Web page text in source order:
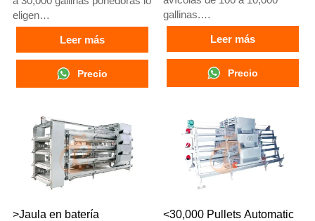
eligen
2. Gallinas adultas comienzan
a poner huevos a las 16
semanas
3. Su vida útil supera los 25
años
24 horas. Números de
WhatsApp: +8618830120193,
+234 8111199996
Leer más
Precio
gallinas.
2. Cría de pollos de 12 o 16
semanas para puesta de
huevos.
3. Vida útil de más de 25
años.
horas. Número de WhatsApp:
+8618830120193, +234
8111199996
Leer más
Precio
>Jaula en batería
<30,000 Pullets Automatic